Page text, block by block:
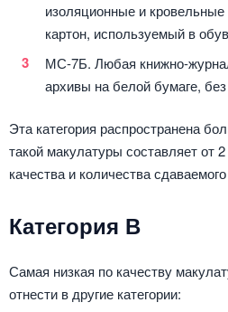
изоляционные и
картон, используемый в
МС-7Б. Любая книжно-
архивы на белой бумаге,
Эта категория распространена
такой макулатуры составляет от
качества и количества
Категория В
Самая низкая по качеству
отнести в другие категории: